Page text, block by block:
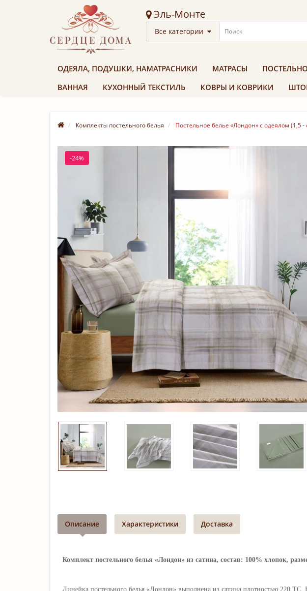
Эль-Монте
Все категории
ОДЕЯЛА, ПОДУШКИ, НАМАТРАСНИКИ МАТРАСЫ
ВАННАЯ
КУХОННЫЙ ТЕКСТИЛЬ КОВРЫ И КОВРИКИ
Комплекты постельного белья Постельное белье «Лондон» с одеялом (1,5 -
-24%
Описание Характеристики Доставка
Комплект постельного белья «Лондон» из сатина, состав: 100% хлопок,
Линейка постельного белья «Лондон» выполнена из сатина плотностью 220 ТС.